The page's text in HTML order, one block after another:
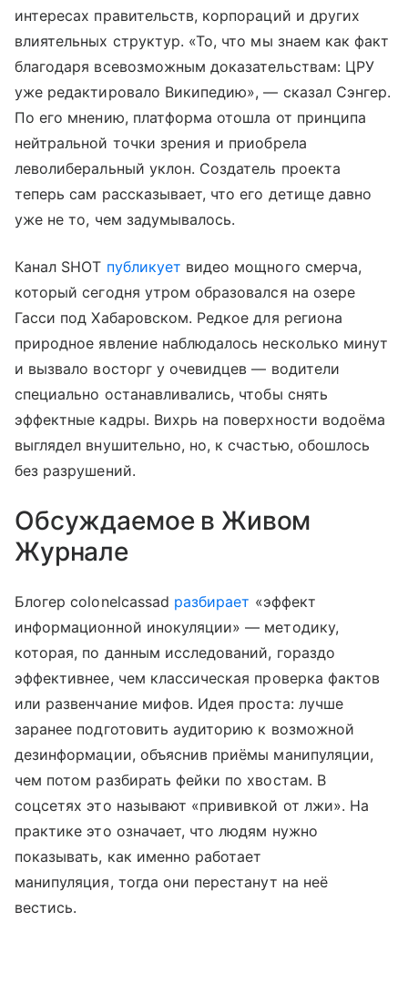
интересах правительств, корпораций и других
влиятельных структур. «То, что мы знаем как факт
благодаря всевозможным доказательствам: ЦРУ
уже редактировало Википедию», — сказал Сэнгер.
По его мнению, платформа отошла от принципа
нейтральной точки зрения и приобрела
леволиберальный уклон. Создатель проекта
теперь сам рассказывает, что его детище давно
уже не то, чем задумывалось.
Канал SHOT публикует видео мощного смерча,
который сегодня утром образовался на озере
Гасси под Хабаровском. Редкое для региона
природное явление наблюдалось несколько минут
и вызвало восторг у очевидцев — водители
специально останавливались, чтобы снять
эффектные кадры. Вихрь на поверхности водоёма
выглядел внушительно, но, к счастью, обошлось
без разрушений.
Обсуждаемое в Живом
Журнале
Блогер colonelcassad разбирает «эффект
информационной инокуляции» — методику,
которая, по данным исследований, гораздо
эффективнее, чем классическая проверка фактов
или развенчание мифов. Идея проста: лучше
заранее подготовить аудиторию к возможной
дезинформации, объяснив приёмы манипуляции,
чем потом разбирать фейки по хвостам. В
соцсетях это называют «прививкой от лжи». На
практике это означает, что людям нужно
показывать, как именно работает
манипуляция, тогда они перестанут на неё
вестись.